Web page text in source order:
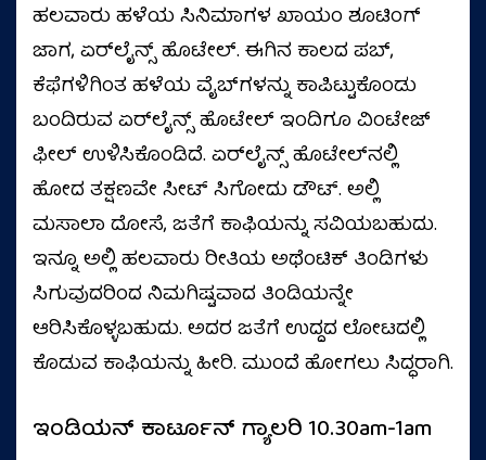
ಹಲವಾರು ಹಳೆಯ ಸಿನಿಮಾಗಳ ಖಾಯಂ ಶೂಟಿಂಗ್
ಜಾಗ, ಏರ್‌ಲೈನ್ಸ್‌ ಹೊಟೇಲ್‌. ಈಗಿನ ಕಾಲದ ಪಬ್‌,
ಕೆಫೆಗಳಿಗಿಂತ ಹಳೆಯ ವೈಬ್‌ಗಳನ್ನು ಕಾಪಿಟ್ಟುಕೊಂಡು
ಬಂದಿರುವ ಏರ್‌ಲೈನ್ಸ್‌ ಹೊಟೇಲ್‌ ಇಂದಿಗೂ ವಿಂಟೇಜ್
ಫೀಲ್ ಉಳಿಸಿಕೊಂಡಿದೆ. ಏರ್‌ಲೈನ್ಸ್‌ ಹೊಟೇಲ್‌ನಲ್ಲಿ
ಹೋದ ತಕ್ಷಣವೇ ಸೀಟ್‌ ಸಿಗೋದು ಡೌಟ್‌. ಅಲ್ಲಿ
ಮಸಾಲಾ ದೋಸೆ, ಜತೆಗೆ ಕಾಫಿಯನ್ನು ಸವಿಯಬಹುದು.
ಇನ್ನೂ ಅಲ್ಲಿ ಹಲವಾರು ರೀತಿಯ ಅಥೆಂಟಿಕ್‌ ತಿಂಡಿಗಳು
ಸಿಗುವುದರಿಂದ ನಿಮಗಿಷ್ಟವಾದ ತಿಂಡಿಯನ್ನೇ
ಆರಿಸಿಕೊಳ್ಳಬಹುದು. ಅದರ ಜತೆಗೆ ಉದ್ದದ ಲೋಟದಲ್ಲಿ
ಕೊಡುವ ಕಾಫಿಯನ್ನು ಹೀರಿ. ಮುಂದೆ ಹೋಗಲು ಸಿದ್ಧರಾಗಿ.
ಇಂಡಿಯನ್‌ ಕಾರ್ಟೂನ್‌ ಗ್ಯಾಲರಿ 10.30am-1am